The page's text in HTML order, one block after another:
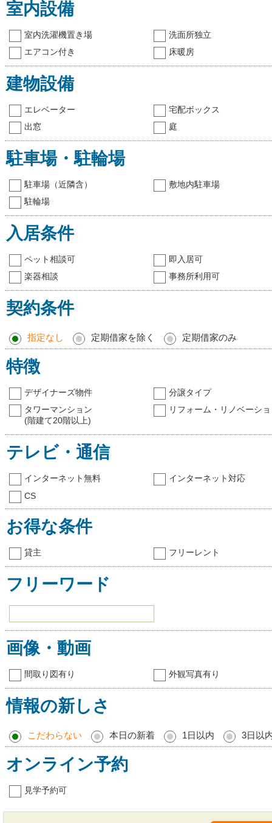
室内設備
室内洗濯機置き場
洗面所独立
エアコン付き
床暖房
建物設備
エレベーター
宅配ボックス
出窓
庭
駐車場・駐輪場
駐車場（近隣含）
敷地内駐車場
駐輪場
入居条件
ペット相談可
即入居可
楽器相談
事務所利用可
契約条件
指定なし 定期借家を除く 定期借家のみ
特徴
デザイナーズ物件
分譲タイプ
タワーマンション
(階建て20階以上)
リフォーム・リノベーシ
テレビ・通信
インターネット無料
インターネット対応
CS
お得な条件
貸主 フリーレント
フリーワード
画像・動画
間取り図有り 外観写真有り
情報の新しさ
こだわらない 本日の新着 1日以内 3日以
オンライン予約
見学予約可